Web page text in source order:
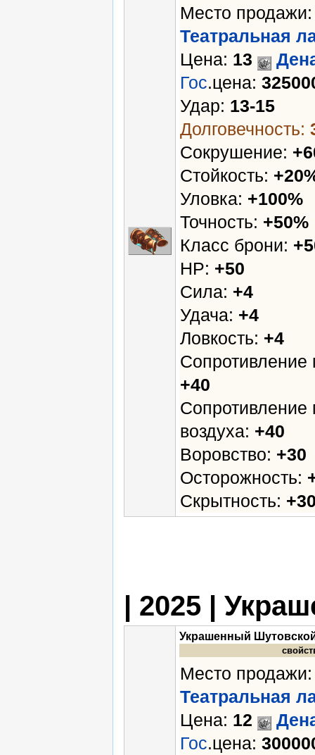
Место продажи:
Театральная
Цена: 13
Гос.цена:
Удар: 13-15
Долговечность:
Сокрушение:
Стойкость:
Уловка: +100%
Точность: +50%
Класс брони:
HP: +50
Сила: +4
Удача: +4
Ловкость: +4
Сопротивление
+40
Сопротивление
воздуха: +40
Воровство: +30
Осторожность:
Скрытность:
| 2025 |
Украшенный
Место продажи:
Театральная
Цена: 12
Гос.цена: